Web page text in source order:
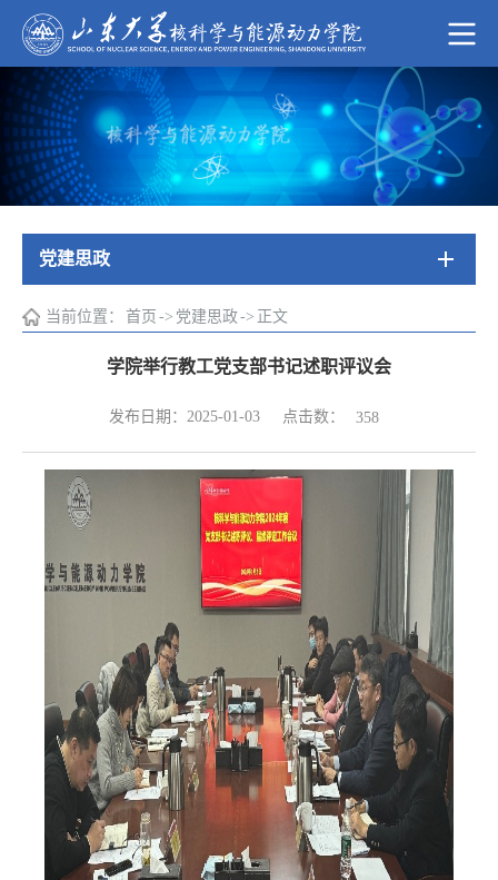
党建思政
当前位置： 首页 -> 党建思政-> 正文
学院举行教工党支部书记述职评议会
发布日期：2025-01-03 点击数： 358